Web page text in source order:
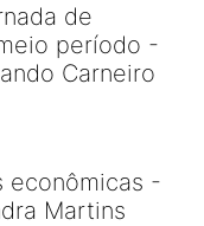
de
período -
Carneiro
econômicas -
Martins